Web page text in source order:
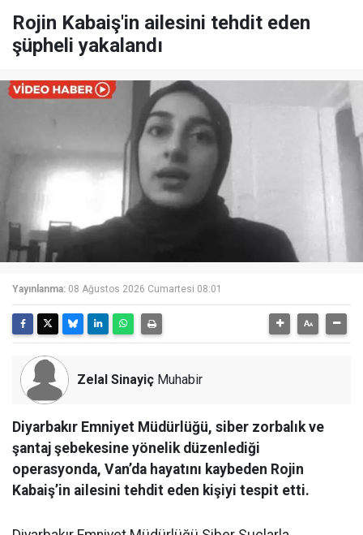
Rojin Kabaiş'in ailesini tehdit eden
şüpheli yakalandı
Yayınlanma: 08 Ağustos 2026 Cumartesi 08:01
Zelal Sinayiç Muhabir
Diyarbakır Emniyet Müdürlüğü, siber zorbalık ve
şantaj şebekesine yönelik düzenlediği
operasyonda, Van’da hayatını kaybeden Rojin
Kabaiş’in ailesini tehdit eden kişiyi tespit etti.